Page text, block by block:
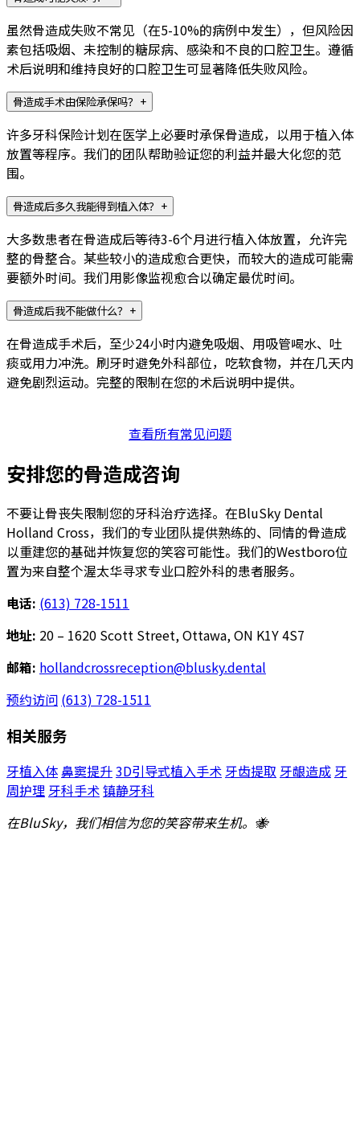
虽然骨造成失败不常见（在5-10%的病例中发生），但风险因
素包括吸烟、未控制的糖尿病、感染和不良的口腔卫生。遵循
术后说明和维持良好的口腔卫生可显著降低失败风险。
骨造成手术由保险承保吗？ +
许多牙科保险计划在医学上必要时承保骨造成，以用于植入体
放置等程序。我们的团队帮助验证您的利益并最大化您的范
围。
骨造成后多久我能得到植入体？ +
大多数患者在骨造成后等待3-6个月进行植入体放置，允许完
整的骨整合。某些较小的造成愈合更快，而较大的造成可能需
要额外时间。我们用影像监视愈合以确定最优时间。
骨造成后我不能做什么？ +
在骨造成手术后，至少24小时内避免吸烟、用吸管喝水、吐
痰或用力冲洗。刷牙时避免外科部位，吃软食物，并在几天内
避免剧烈运动。完整的限制在您的术后说明中提供。
查看所有常见问题
安排您的骨造成咨询
不要让骨丧失限制您的牙科治疗选择。在BluSky Dental
Holland Cross，我们的专业团队提供熟练的、同情的骨造成
以重建您的基础并恢复您的笑容可能性。我们的Westboro位
置为来自整个渥太华寻求专业口腔外科的患者服务。
电话: (613) 728-1511
地址: 20 – 1620 Scott Street, Ottawa, ON K1Y 4S7
邮箱: hollandcrossreception@blusky.dental
预约访问 (613) 728-1511
相关服务
牙植入体鼻窦提升3D引导式植入手术 牙齿提取 牙龈造成 牙
周护理 牙科手术镇静牙科
在BluSky，我们相信为您的笑容带来生机。🐝